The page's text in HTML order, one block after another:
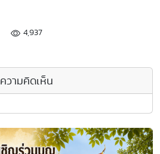
4,937
ความคิดเห็น